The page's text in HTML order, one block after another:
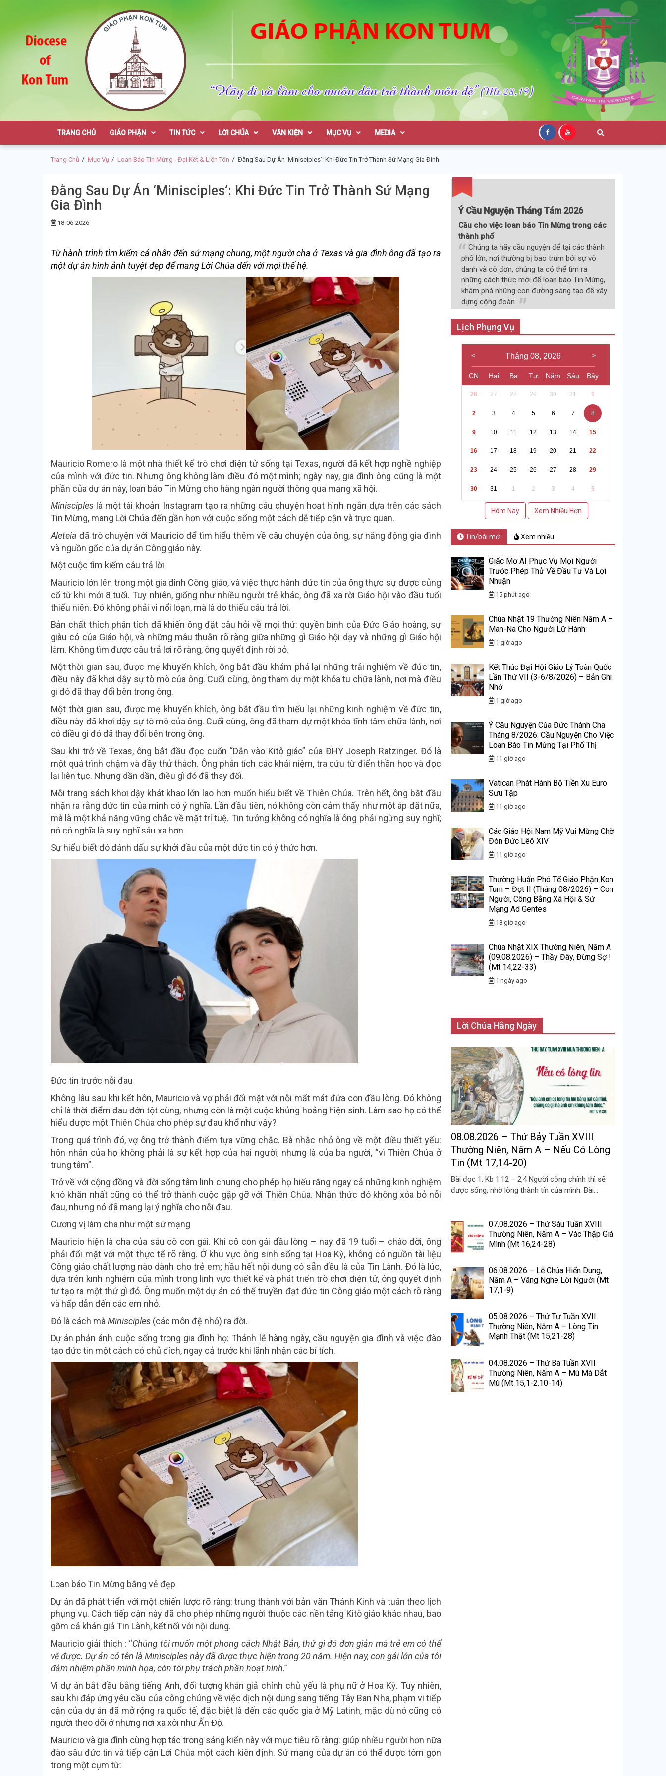
Giáo Phận Kon Tum
TRANG CHỦ GIÁO PHẬN TIN TỨC LỜI CHÚA VĂN KIỆN MỤC VỤ MEDIA
Trang Chủ Mục Vụ Loan Báo Tin Mừng - Đại Kết & Liên Tôn Đằng Sau Dự Án ‘Minisciples’: Khi Đức Tin Trở Thành Sứ Mạng Gia Đình
Đằng Sau Dự Án ‘Minisciples’: Khi Đức Tin Trở Thành Sứ Mạng
Gia Đình
18-06-2026
Từ hành trình tìm kiếm cá nhân đến sứ mạng chung, một người cha ở Texas và gia đình ông đã tạo ra
một dự án hình ảnh tuyệt đẹp để mang Lời Chúa đến với mọi thế hệ.
Mauricio Romero là một nhà thiết kế trò chơi điện tử sống tại Texas, người đã kết hợp nghề nghiệp
của mình với đức tin. Nhưng ông không làm điều đó một mình; ngày nay, gia đình ông cũng là một
phần của dự án này, loan báo Tin Mừng cho hàng ngàn người thông qua mạng xã hội.
Minisciples là một tài khoản Instagram tạo ra những câu chuyện hoạt hình ngắn dựa trên các sách
Tin Mừng, mang Lời Chúa đến gần hơn với cuộc sống một cách dễ tiếp cận và trực quan.
Aleteia đã trò chuyện với Mauricio để tìm hiểu thêm về câu chuyện của ông, sự năng động gia đình
và nguồn gốc của dự án Công giáo này.
Một cuộc tìm kiếm câu trả lời
Mauricio lớn lên trong một gia đình Công giáo, và việc thực hành đức tin của ông thực sự được củng
cố từ khi mới 8 tuổi. Tuy nhiên, giống như nhiều người trẻ khác, ông đã xa rời Giáo hội vào đầu tuổi
thiếu niên. Đó không phải vì nổi loạn, mà là do thiếu câu trả lời.
Bản chất thích phân tích đã khiến ông đặt câu hỏi về mọi thứ: quyền bính của Đức Giáo hoàng, sự
giàu có của Giáo hội, và những mâu thuẫn rõ ràng giữa những gì Giáo hội dạy và những gì Giáo hội
làm. Không tìm được câu trả lời rõ ràng, ông quyết định rời bỏ.
Một thời gian sau, được mẹ khuyến khích, ông bắt đầu khám phá lại những trải nghiệm về đức tin,
điều này đã khơi dậy sự tò mò của ông. Cuối cùng, ông tham dự một khóa tu chữa lành, nơi mà điều
gì đó đã thay đổi bên trong ông.
Một thời gian sau, được mẹ khuyến khích, ông bắt đầu tìm hiểu lại những kinh nghiệm về đức tin,
điều này đã khơi dậy sự tò mò của ông. Cuối cùng, ông đã tham dự một khóa tĩnh tâm chữa lành, nơi
có điều gì đó đã thay đổi bên trong ông.
Sau khi trở về Texas, ông bắt đầu đọc cuốn “Dẫn vào Kitô giáo” của ĐHY Joseph Ratzinger. Đó là
một quá trình chậm và đầy thử thách. Ông phân tích các khái niệm, tra cứu từ điển thần học và đọc
lại liên tục. Nhưng dần dần, điều gì đó đã thay đổi.
Mỗi trang sách khơi dậy khát khao lớn lao hơn muốn hiểu biết về Thiên Chúa. Trên hết, ông bắt đầu
nhận ra rằng đức tin của mình có ý nghĩa. Lần đầu tiên, nó không còn cảm thấy như một áp đặt nữa,
mà là một khả năng vững chắc về mặt trí tuệ. Tin tưởng không có nghĩa là ông phải ngừng suy nghĩ;
nó có nghĩa là suy nghĩ sâu xa hơn.
Sự hiểu biết đó đánh dấu sự khởi đầu của một đức tin có ý thức hơn.
Đức tin trước nỗi đau
Không lâu sau khi kết hôn, Mauricio và vợ phải đối mặt với nỗi mất mát đứa con đầu lòng. Đó không
chỉ là thời điểm đau đớn tột cùng, nhưng còn là một cuộc khủng hoảng hiện sinh. Làm sao họ có thể
hiểu được một Thiên Chúa cho phép sự đau khổ như vậy?
Trong quá trình đó, vợ ông trở thành điểm tựa vững chắc. Bà nhắc nhở ông về một điều thiết yếu:
hôn nhân của họ không phải là sự kết hợp của hai người, nhưng là của ba người, “vì Thiên Chúa ở
trung tâm”.
Trở về với cộng đồng và đời sống tâm linh chung cho phép họ hiểu rằng ngay cả những kinh nghiệm
khó khăn nhất cũng có thể trở thành cuộc gặp gỡ với Thiên Chúa. Nhận thức đó không xóa bỏ nỗi
đau, nhưng nó đã mang lại ý nghĩa cho nỗi đau.
Cương vị làm cha như một sứ mạng
Mauricio hiện là cha của sáu cô con gái. Khi cô con gái đầu lòng – nay đã 19 tuổi – chào đời, ông
phải đối mặt với một thực tế rõ ràng. Ở khu vực ông sinh sống tại Hoa Kỳ, không có nguồn tài liệu
Công giáo chất lượng nào dành cho trẻ em; hầu hết nội dung có sẵn đều là của Tin Lành. Đó là lúc,
dựa trên kinh nghiệm của mình trong lĩnh vực thiết kế và phát triển trò chơi điện tử, ông quyết định
tự tạo ra một thứ gì đó. Ông muốn một dự án có thể truyền đạt đức tin Công giáo một cách rõ ràng
và hấp dẫn đến các em nhỏ.
Đó là cách mà Minisciples (các môn đệ nhỏ) ra đời.
Dự án phản ánh cuộc sống trong gia đình họ: Thánh lễ hàng ngày, cầu nguyện gia đình và việc đào
tạo đức tin một cách có chủ đích, ngay cả trước khi lãnh nhận các bí tích.
Loan báo Tin Mừng bằng vẻ đẹp
Dự án đã phát triển với một chiến lược rõ ràng: trung thành với bản văn Thánh Kinh và tuân theo lịch
phụng vụ. Cách tiếp cận này đã cho phép những người thuộc các nền tảng Kitô giáo khác nhau, bao
gồm cả khán giả Tin Lành, kết nối với nội dung.
Mauricio giải thích : “Chúng tôi muốn một phong cách Nhật Bản, thứ gì đó đơn giản mà trẻ em có thể
vẽ được. Dự án có tên là Minisciples này đã được thực hiện trong 20 năm. Hiện nay, con gái lớn của tôi
đảm nhiệm phần minh họa, còn tôi phụ trách phần hoạt hình.”
Vì dự án bắt đầu bằng tiếng Anh, đối tượng khán giả chính chủ yếu là phụ nữ ở Hoa Kỳ. Tuy nhiên,
sau khi đáp ứng yêu cầu của công chúng về việc dịch nội dung sang tiếng Tây Ban Nha, phạm vi tiếp
cận của dự án đã mở rộng ra quốc tế, đặc biệt là đến các quốc gia ở Mỹ Latinh, mặc dù nó cũng có
người theo dõi ở những nơi xa xôi như Ấn Độ.
Mauricio và gia đình cùng hợp tác trong sáng kiến ​​này với mục tiêu rõ ràng: giúp nhiều người hơn nữa
đào sâu đức tin và tiếp cận Lời Chúa một cách kiên định. Sứ mạng của dự án có thể được tóm gọn
trong một cụm từ:
Ý Cầu Nguyện Tháng Tám 2026
Cầu cho việc loan báo Tin Mừng trong các
thành phố
Chúng ta hãy cầu nguyện để tại các thành
phố lớn, nơi thường bị bao trùm bởi sự vô
danh và cô đơn, chúng ta có thể tìm ra
những cách thức mới để loan báo Tin Mừng,
khám phá những con đường sáng tạo để xây
dựng cộng đoàn.
Lịch Phụng Vụ
Tháng 08, 2026
CN Hai Ba Tư Năm Sáu Bảy
26 27 28 29 30 31 1
2 3 4 5 6 7 8
9 10 11 12 13 14 15
16 17 18 19 20 21 22
23 24 25 26 27 28 29
30 31 1 2 3 4 5
Hôm Nay Xem Nhiều Hơn
Tin/bài mới Xem nhiều
Giấc Mơ AI Phục Vụ Mọi Người
Trước Phép Thử Về Đầu Tư Và Lợi
Nhuận
15 phút ago
Chúa Nhật 19 Thường Niên Năm A –
Man-Na Cho Người Lữ Hành
1 giờ ago
Kết Thúc Đại Hội Giáo Lý Toàn Quốc
Lần Thứ VII (3-6/8/2026) – Bản Ghi
Nhớ
1 giờ ago
Ý Cầu Nguyện Của Đức Thánh Cha
Tháng 8/2026: Cầu Nguyện Cho Việc
Loan Báo Tin Mừng Tại Phố Thị
11 giờ ago
Vatican Phát Hành Bộ Tiền Xu Euro
Sưu Tập
11 giờ ago
Các Giáo Hội Nam Mỹ Vui Mừng Chờ
Đón Đức Lêô XIV
11 giờ ago
Thường Huấn Phó Tế Giáo Phận Kon
Tum – Đợt II (Tháng 08/2026) – Con
Người, Công Bằng Xã Hội & Sứ
Mạng Ad Gentes
18 giờ ago
Chúa Nhật XIX Thường Niên, Năm A
(09.08.2026) – Thầy Đây, Đừng Sợ !
(Mt 14,22-33)
1 ngày ago
Lời Chúa Hằng Ngày
08.08.2026 – Thứ Bảy Tuần XVIII
Thường Niên, Năm A – Nếu Có Lòng
Tin (Mt 17,14-20)
Bài đọc 1: Kb 1,12 – 2,4 Người công chính thì sẽ
được sống, nhờ lòng thành tín của mình. Bài...
07.08.2026 – Thứ Sáu Tuần XVIII
Thường Niên, Năm A – Vác Thập Giá
Mình (Mt 16,24-28)
06.08.2026 – Lễ Chúa Hiển Dung,
Năm A – Vâng Nghe Lời Người (Mt
17,1-9)
05.08.2026 – Thứ Tư Tuần XVII
Thường Niên, Năm A – Lòng Tin
Mạnh Thật (Mt 15,21-28)
04.08.2026 – Thứ Ba Tuần XVII
Thường Niên, Năm A – Mù Mà Dắt
Mù (Mt 15,1-2.10-14)